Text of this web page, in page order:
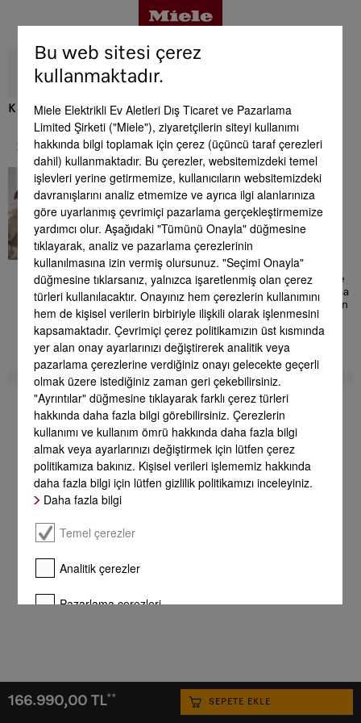
Avantajlar
Ürün detayları
Aksesuar
Servis & Destek
Yan yana kombinasyon
166.990,00 TL** SEPETE EKLE
K 7737 D
Servis & Destek
İyi bir his
Burada size Miele ürünleriyle
bağlantılı olarak yardımcı
olabilecek kapsamlı bilgiler
bulabilirsiniz. Ön aşamadaki
satın alma danışmanlığından,
cihazın evinizdeki kurulumuna
kadar uzanan kapsamlı çerçeve
teklif veya mükemmel kullanıma
ilişkin detaylı bilgiler. Her zaman
yanınızdayız - hizmetinizde
olduğumuzu unutmayınız!
Bu web sitesi çerez
kullanmaktadır.
Miele Elektrikli Ev Aletleri Dış Ticaret ve Pazarlama
Limited Şirketi ("Miele"), ziyaretçilerin siteyi kullanımı
hakkında bilgi toplamak için çerez (üçüncü taraf çerezleri
dahil) kullanmaktadır. Bu çerezler, websitemizdeki temel
işlevleri yerine getirmemize, kullanıcıların websitemizdeki
davranışlarını analiz etmemize ve ayrıca ilgi alanlarınıza
göre uyarlanmış çevrimiçi pazarlama gerçekleştirmemize
yardımcı olur. Aşağıdaki "Tümünü Onayla" düğmesine
tıklayarak, analiz ve pazarlama çerezlerinin
kullanılmasına izin vermiş olursunuz. "Seçimi Onayla"
düğmesine tıklarsanız, yalnızca işaretlenmiş olan çerez
türleri kullanılacaktır. Onayınız hem çerezlerin kullanımını
hem de kişisel verilerin birbiriyle ilişkili olarak işlenmesini
kapsamaktadır. Çevrimiçi çerez politikamızın üst kısmında
yer alan onay ayarlarınızı değiştirerek analitik veya
pazarlama çerezlerine verdiğiniz onayı gelecekte geçerli
olmak üzere istediğiniz zaman geri çekebilirsiniz.
"Ayrıntılar" düğmesine tıklayarak farklı çerez türleri
hakkında daha fazla bilgi görebilirsiniz. Çerezlerin
kullanımı ve kullanım ömrü hakkında daha fazla bilgi
almak veya ayarlarınızı değiştirmek için lütfen çerez
politikamıza bakınız. Kişisel verileri işlememiz hakkında
daha fazla bilgi için lütfen gizlilik politikamızı inceleyiniz.
Daha fazla bilgi
Temel çerezler
Analitik çerezler
Pazarlama çerezleri
Tamamını onayla